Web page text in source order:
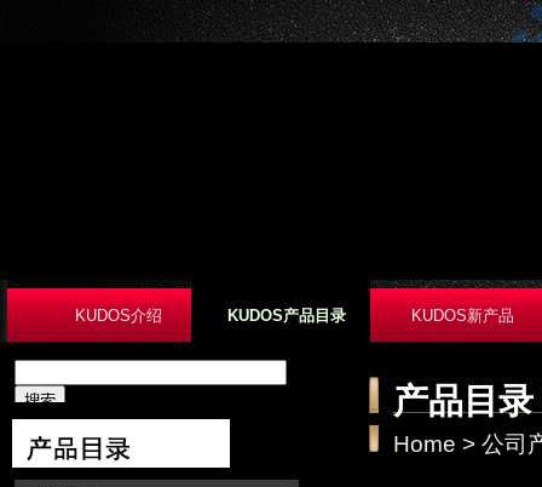
KUDOS介绍 KUDOS产品目录 KUDOS新产品
产品目录
Home > 公司